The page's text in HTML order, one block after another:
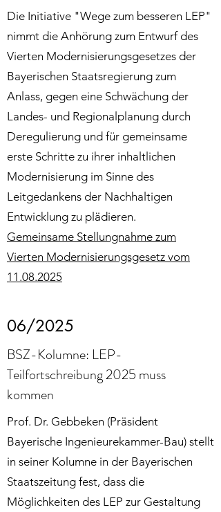
Die Initiative "Wege zum besseren LEP"
nimmt die Anhörung zum Entwurf des
Vierten Modernisierungsgesetzes der
Bayerischen Staatsregierung zum
Anlass, gegen eine Schwächung der
Landes- und Regionalplanung durch
Deregulierung und für gemeinsame
erste Schritte zu ihrer inhaltlichen
Modernisierung im Sinne des
Leitgedankens der Nachhaltigen
Entwicklung zu plädieren.
Gemeinsame Stellungnahme zum
Vierten Modernisierungsgesetz vom
11.08.2025
06/2025
BSZ-Kolumne: LEP-
Teilfortschreibung 2025 muss
kommen
Prof. Dr. Gebbeken (Präsident
Bayerische Ingenieurekammer-Bau) stellt
in seiner Kolumne in der Bayerischen
Staatszeitung fest, dass die
Möglichkeiten des LEP zur Gestaltung